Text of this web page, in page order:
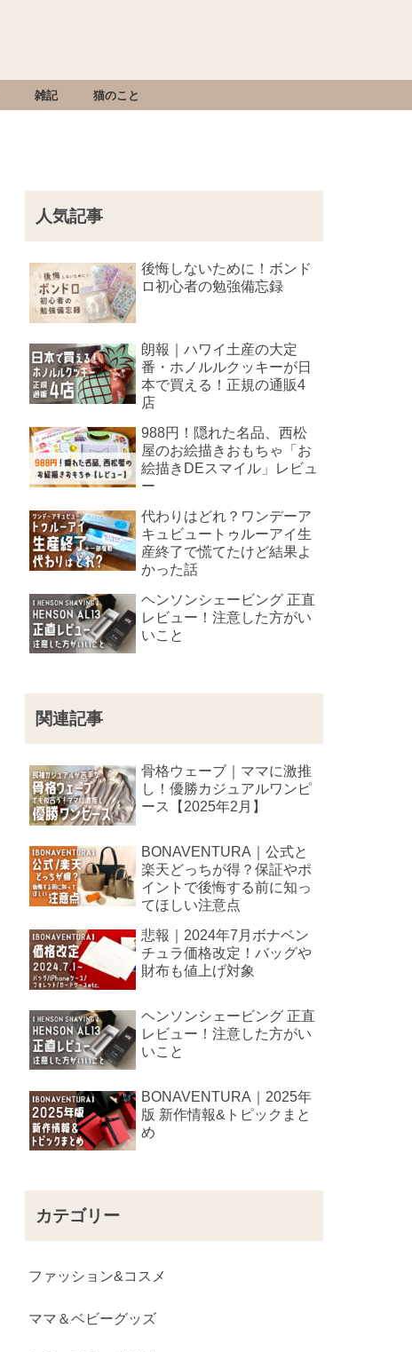
雑記 猫のこと
人気記事
後悔しないために！ボンド
ロ初心者の勉強備忘録
朗報｜ハワイ土産の大定
番・ホノルルクッキーが日
本で買える！正規の通販4
店
988円！隠れた名品、西松
屋のお絵描きおもちゃ「お
絵描きDEスマイル」レビュ
ー
代わりはどれ？ワンデーア
キュビュートゥルーアイ生
産終了で慌てたけど結果よ
かった話
ヘンソンシェービング 正直
レビュー！注意した方がい
いこと
関連記事
骨格ウェーブ｜ママに激推
し！優勝カジュアルワンピ
ース【2025年2月】
BONAVENTURA｜公式と
楽天どっちが得？保証やポ
イントで後悔する前に知っ
てほしい注意点
悲報｜2024年7月ボナベン
チュラ価格改定！バッグや
財布も値上げ対象
ヘンソンシェービング 正直
レビュー！注意した方がい
いこと
BONAVENTURA｜2025年
版 新作情報&トピックまと
め
カテゴリー
ファッション&コスメ
ママ＆ベビーグッズ